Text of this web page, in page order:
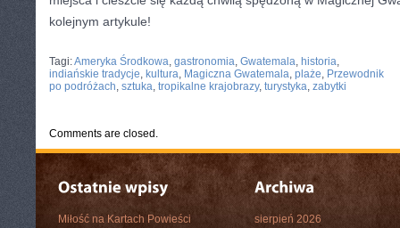
⁤kolejnym artykule!
Tagi:Ameryka Środkowa, gastronomia, Gwatemala, historia,
indiańskie tradycje, kultura, Magiczna Gwatemala, plaże, Przewodnik
po podróżach, sztuka, tropikalne krajobrazy, turystyka, zabytki
Comments are closed.
Miłość na Kartach Powieści
sierpień 2026